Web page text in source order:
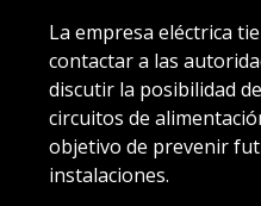
La empresa eléctrica
contactar a las
discutir la posibilidad
circuitos de
objetivo de prevenir
instalaciones.